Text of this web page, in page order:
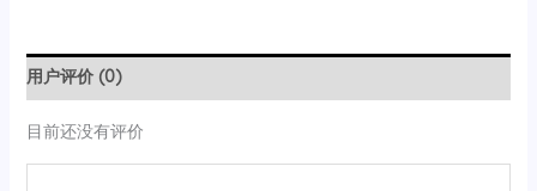
用户评价 (0)
目前还没有评价